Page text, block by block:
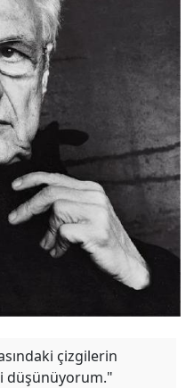
çizgilerin
düşünüyorum."